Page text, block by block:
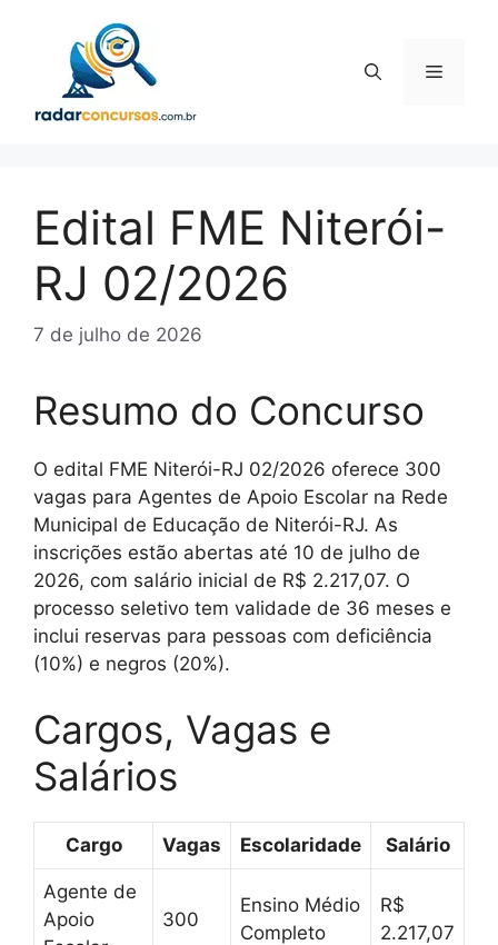
conteúdo
Menu
Edital FME Niterói-
RJ 02/2026
7 de julho de 2026
Resumo do Concurso
O edital FME Niterói-RJ 02/2026 oferece 300
vagas para Agentes de Apoio Escolar na Rede
Municipal de Educação de Niterói-RJ. As
inscrições estão abertas até 10 de julho de
2026, com salário inicial de R$ 2.217,07. O
processo seletivo tem validade de 36 meses e
inclui reservas para pessoas com deficiência
(10%) e negros (20%).
Cargos, Vagas e
Salários
Cargo Vagas Escolaridade Salário
Agente de
Apoio
300
Ensino Médio
Completo
R$
2.217,07